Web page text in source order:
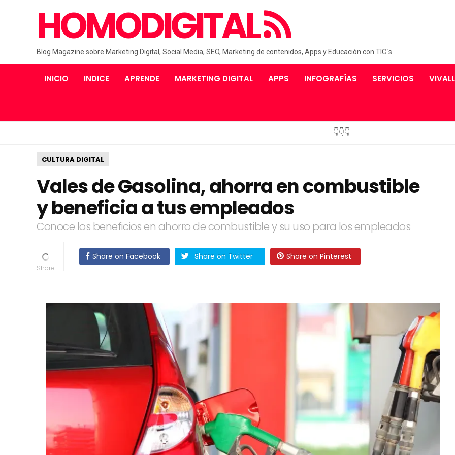
HOMODIGITAL
Blog Magazine sobre Marketing Digital, Social Media, SEO, Marketing de contenidos, Apps y Educación con TIC´s
INICIO INDICE APRENDE MARKETING DIGITAL APPS INFOGRAFÍAS SERVICIOS
👇👇👇
CULTURA DIGITAL
Vales de Gasolina, ahorra en combustible
y beneficia a tus empleados
Conoce los beneficios en ahorro de combustible y su uso para los empleados
Share on Facebook Share on Twitter Share on Pinterest